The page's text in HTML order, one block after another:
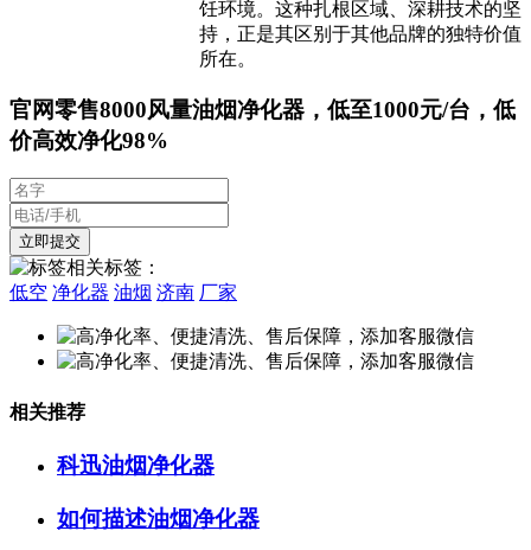
饪环境。这种扎根区域、深耕技术的坚
持，正是其区别于其他品牌的独特价值
所在。
官网零售8000风量油烟净化器，低至1000元/台，低
价高效净化98%
相关标签：
低空 净化器 油烟 济南 厂家
相关推荐
科迅油烟净化器
如何描述油烟净化器